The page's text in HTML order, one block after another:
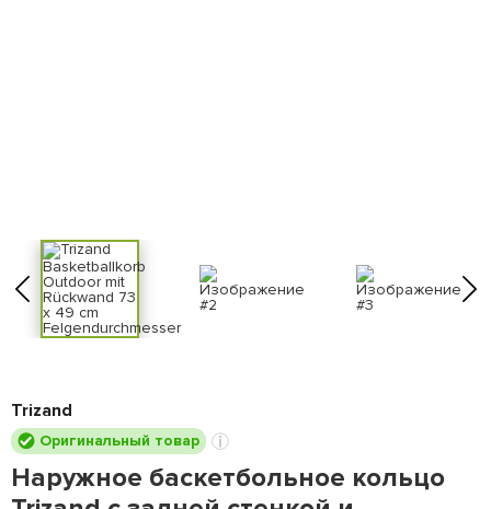
Trizand
Оригинальный товар
Наружное баскетбольное кольцо